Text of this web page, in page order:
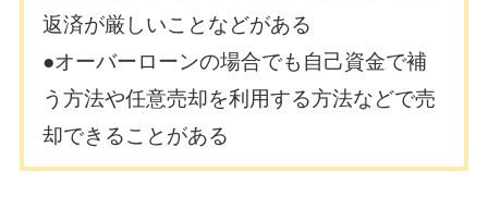
返済が厳しいことなどがある
●オーバーローンの場合でも自己資金で補
う方法や任意売却を利用する方法などで売
却できることがある